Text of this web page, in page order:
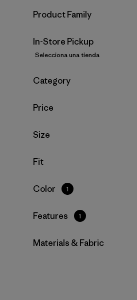
Filtrar por
Product Family
In-Store Pickup
Selecciona una tienda
Filtrar por
Category
Filtrar por
Price
Filtrar por
Size
Filtrar por
Fit
Filtrar por
Color 1
Filtrar por
Features 1
Filtrar por
Materials & Fabric